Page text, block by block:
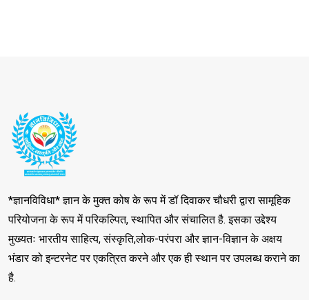
*ज्ञानविविधा* ज्ञान के मुक्त कोष के रूप में डॉ दिवाकर चौधरी द्वारा सामूहिक
परियोजना के रूप में परिकल्पित, स्थापित और संचालित है. इसका उद्देश्य
मुख्यतः भारतीय साहित्य, संस्कृति,लोक-परंपरा और ज्ञान-विज्ञान के अक्षय
भंडार को इन्टरनेट पर एकत्रित करने और एक ही स्थान पर उपलब्ध कराने का
है.